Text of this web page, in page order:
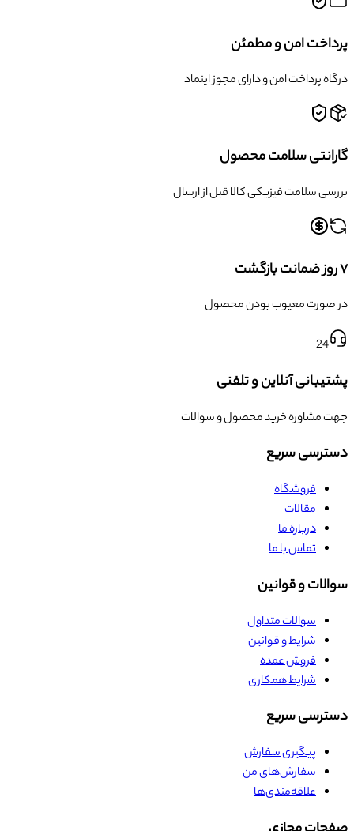
پرداخت امن و مطمئن
درگاه پرداخت امن و دارای مجوز اینماد
گارانتی سلامت محصول
بررسی سلامت فیزیکی کالا قبل از ارسال
۷ روز ضمانت بازگشت
در صورت معیوب بودن محصول
24
پشتیبانی آنلاین و تلفنی
جهت مشاوره خرید محصول و سوالات
دسترسی سریع
فروشگاه
مقالات
درباره ما
تماس با ما
سوالات و قوانین
سوالات متداول
شرایط و قوانین
فروش عمده
شرایط همکاری
دسترسی سریع
پیگیری سفارش
سفارش‌های من
علاقه‌مندی‌ها